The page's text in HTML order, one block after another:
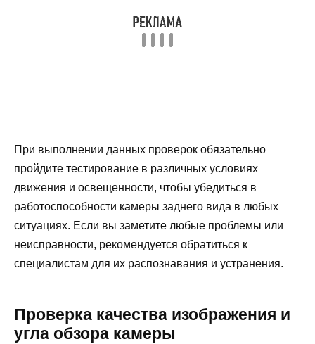
При выполнении данных проверок обязательно
пройдите тестирование в различных условиях
движения и освещенности, чтобы убедиться в
работоспособности камеры заднего вида в любых
ситуациях. Если вы заметите любые проблемы или
неисправности, рекомендуется обратиться к
специалистам для их распознавания и устранения.
Проверка качества изображения и
угла обзора камеры